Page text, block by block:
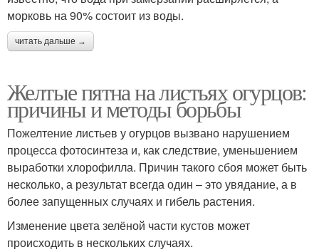
морковь на 90% состоит из воды.
читать дальше →
Желтые пятна на листьях огурцов:
причины и методы борьбы
Пожелтение листьев у огурцов вызвано нарушением
процесса фотосинтеза и, как следствие, уменьшением
выработки хлорофилла. Причин такого сбоя может быть
несколько, а результат всегда один – это увядание, а в
более запущенных случаях и гибель растения.
Изменение цвета зелёной части кустов может
происходить в нескольких случаях.